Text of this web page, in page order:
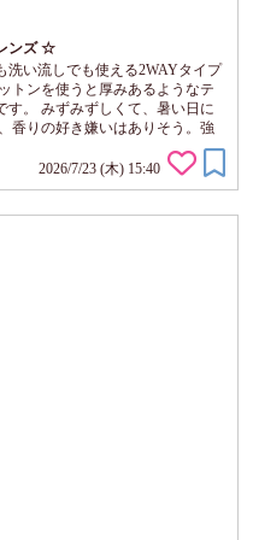
ンズ ☆
洗い流しでも使える2WAYタイプ
トンを使うと厚みあるようなテ
す。 みずみずしくて、暑い日に
香りの好き嫌いはありそう。強
香りが残るのが苦手で、洗い流
。そして突っ張らないけど、少
らない方には使いやすいかも。
2026/7/23 (木) 15:40